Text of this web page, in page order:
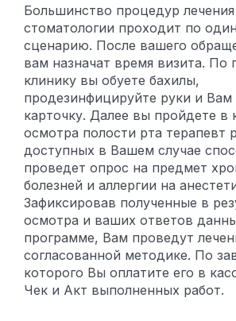
Большинство процедур
стоматологии проходит по
сценарию. После вашего
вам назначат время визита. По
клинику вы обуете бахилы,
продезинфицируйте руки и Вам
карточку. Далее вы пройдете в
осмотра полости рта терапевт
доступных в Вашем случае
проведет опрос на предмет
болезней и аллергии на
Зафиксировав полученные в
осмотра и ваших ответов
программе, Вам проведут
согласованной методике. По
которого Вы оплатите его в
Чек и Акт выполненных работ.